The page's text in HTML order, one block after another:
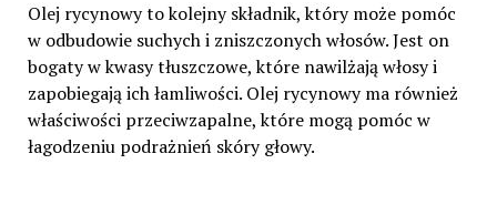
Olej rycynowy to kolejny składnik, który może pomóc
w odbudowie suchych i zniszczonych włosów. Jest on
bogaty w kwasy tłuszczowe, które nawilżają włosy i
zapobiegają ich łamliwości. Olej rycynowy ma również
właściwości przeciwzapalne, które mogą pomóc w
łagodzeniu podrażnień skóry głowy.